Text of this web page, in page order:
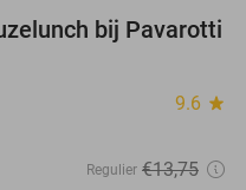
31%
bij Pavarotti
9.6 star
Regulier €13,75